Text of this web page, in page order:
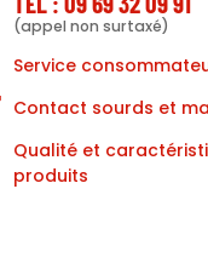
(appel non surtaxé)
Service
Contact sourds et
Qualité et
produits